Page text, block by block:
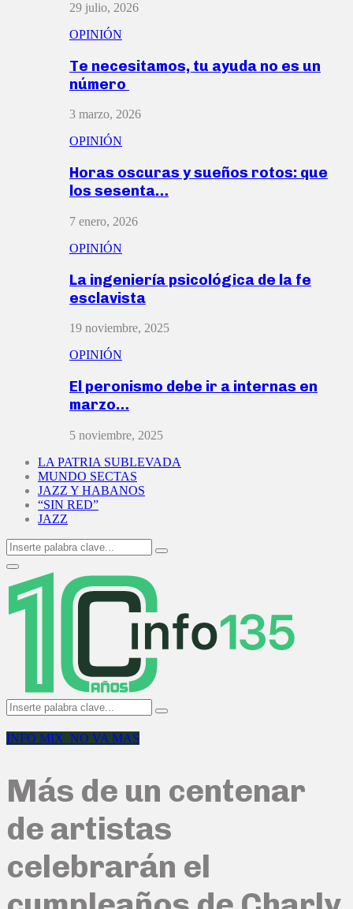
29 julio, 2026
OPINIÓN
Te necesitamos, tu ayuda no es un
número
3 marzo, 2026
OPINIÓN
Horas oscuras y sueños rotos: que
los sesenta…
7 enero, 2026
OPINIÓN
La ingeniería psicológica de la fe
esclavista
19 noviembre, 2025
OPINIÓN
El peronismo debe ir a internas en
marzo…
5 noviembre, 2025
LA PATRIA SUBLEVADA
MUNDO SECTAS
JAZZ Y HABANOS
“SIN RED”
JAZZ
Search
for:
Search
Primary
Menu
Search
for:
Search
INFO MIX_NO VA MAS
Más de un centenar
de artistas
celebrarán el